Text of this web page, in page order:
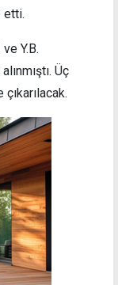
etti.
Y.B.
Üç